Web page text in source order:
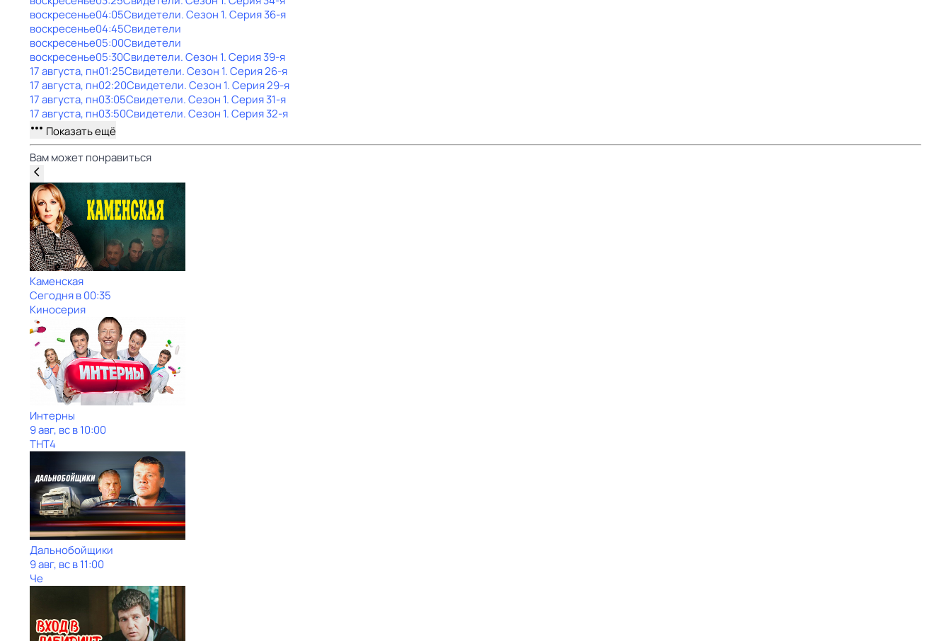
воскресенье04:05Свидетели. Сезон 1. Серия 36-я
воскресенье04:45Свидетели
воскресенье05:00Свидетели
воскресенье05:30Свидетели. Сезон 1. Серия 39-я
17 августа, пн01:25Свидетели. Сезон 1. Серия 26-я
17 августа, пн02:20Свидетели. Сезон 1. Серия 29-я
17 августа, пн03:05Свидетели. Сезон 1. Серия 31-я
17 августа, пн03:50Свидетели. Сезон 1. Серия 32-я
Показать ещё
Вам может понравиться
Каменская
Сегодня в 00:35
Киносерия
Интерны
9 авг, вс в 10:00
ТНТ4
Дальнобойщики
9 авг, вс в 11:00
Че